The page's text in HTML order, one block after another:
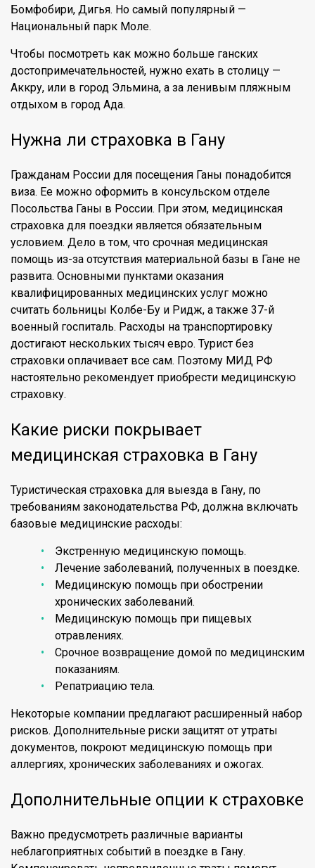
Бомфобири, Дигья. Но самый популярный —
Национальный парк Моле.
Чтобы посмотреть как можно больше ганских
достопримечательностей, нужно ехать в столицу —
Аккру, или в город Эльмина, а за ленивым пляжным
отдыхом в город Ада.
Нужна ли страховка в Гану
Гражданам России для посещения Ганы понадобится
виза. Ее можно оформить в консульском отделе
Посольства Ганы в России. При этом, медицинская
страховка для поездки является обязательным
условием. Дело в том, что срочная медицинская
помощь из-за отсутствия материальной базы в Гане не
развита. Основными пунктами оказания
квалифицированных медицинских услуг можно
считать больницы Колбе-Бу и Ридж, а также 37-й
военный госпиталь. Расходы на транспортировку
достигают нескольких тысяч евро. Турист без
страховки оплачивает все сам. Поэтому МИД РФ
настоятельно рекомендует приобрести медицинскую
страховку.
Какие риски покрывает
медицинская страховка в Гану
Туристическая страховка для выезда в Гану, по
требованиям законодательства РФ, должна включать
базовые медицинские расходы:
Экстренную медицинскую помощь.
Лечение заболеваний, полученных в поездке.
Медицинскую помощь при обострении
хронических заболеваний.
Медицинскую помощь при пищевых
отравлениях.
Срочное возвращение домой по медицинским
показаниям.
Репатриацию тела.
Некоторые компании предлагают расширенный набор
рисков. Дополнительные риски защитят от утраты
документов, покроют медицинскую помощь при
аллергиях, хронических заболеваниях и ожогах.
Дополнительные опции к страховке
Важно предусмотреть различные варианты
неблагоприятных событий в поездке в Гану.